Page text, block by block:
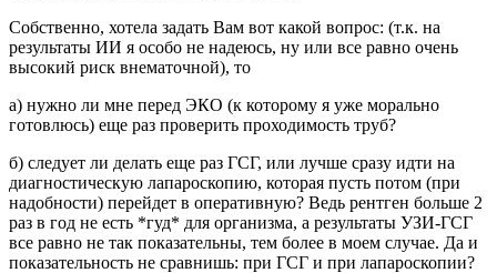
Собственно, хотела задать Вам вот какой вопрос: (т.к. на
результаты ИИ я особо не надеюсь, ну или все равно очень
высокий риск внематочной), то
а) нужно ли мне перед ЭКО (к которому я уже морально
готовлюсь) еще раз проверить проходимость труб?
б) следует ли делать еще раз ГСГ, или лучше сразу идти на
диагностическую лапароскопию, которая пусть потом (при
надобности) перейдет в оперативную? Ведь рентген больше 2
раз в год не есть *гуд* для организма, а результаты УЗИ-ГСГ
все равно не так показательны, тем более в моем случае. Да и
показательность не сравнишь: при ГСГ и при лапароскопии?